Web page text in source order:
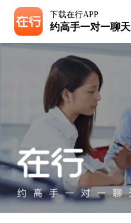
下载在行APP
约高手一对一聊天